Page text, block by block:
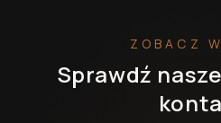
ZOBACZ
Sprawdź